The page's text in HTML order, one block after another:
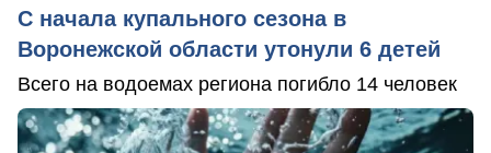
С начала купального сезона в
Воронежской области утонули 6 детей
Всего на водоемах региона погибло 14 человек